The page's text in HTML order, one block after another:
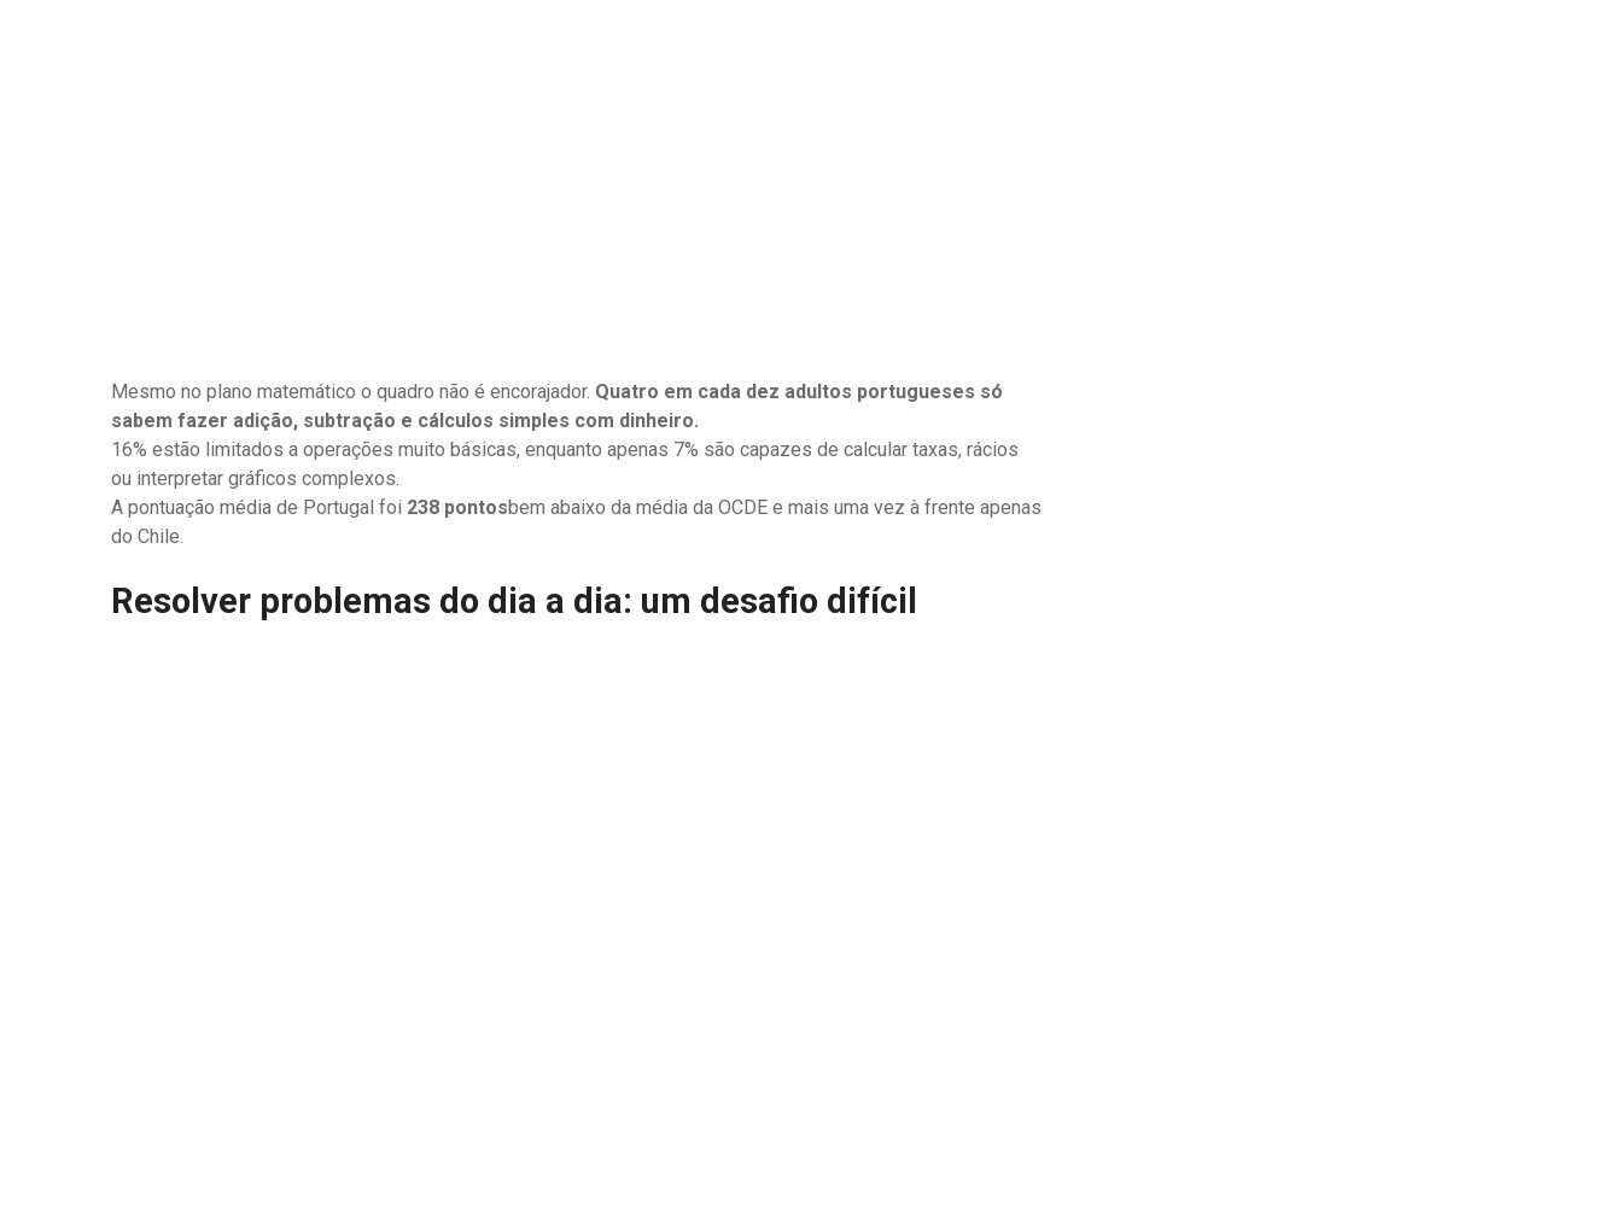
Mesmo no plano matemático o quadro não é encorajador. Quatro em cada dez adultos portugueses só
sabem fazer adição, subtração e cálculos simples com dinheiro.
16% estão limitados a operações muito básicas, enquanto apenas 7% são capazes de calcular taxas, rácios
ou interpretar gráficos complexos.
A pontuação média de Portugal foi 238 pontosbem abaixo da média da OCDE e mais uma vez à frente apenas
do Chile.
Resolver problemas do dia a dia: um desafio difícil